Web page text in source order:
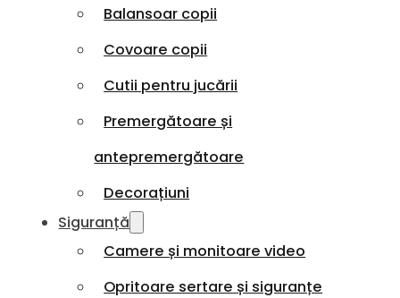
Balansoar copii
Covoare copii
Cutii pentru jucării
Premergătoare și
antepremergătoare
Decorațiuni
Siguranță
Camere și monitoare video
Opritoare sertare și siguranțe